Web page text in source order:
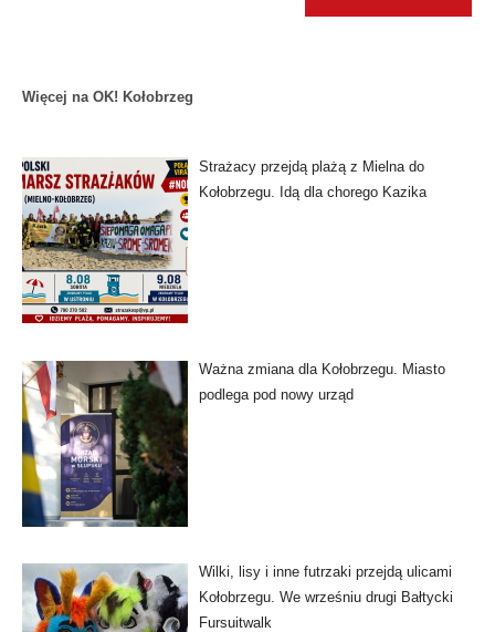
Więcej na OK! Kołobrzeg
Strażacy przejdą plażą z Mielna do
Kołobrzegu. Idą dla chorego Kazika
Ważna zmiana dla Kołobrzegu. Miasto
podlega pod nowy urząd
Wilki, lisy i inne futrzaki przejdą ulicami
Kołobrzegu. We wrześniu drugi Bałtycki
Fursuitwalk